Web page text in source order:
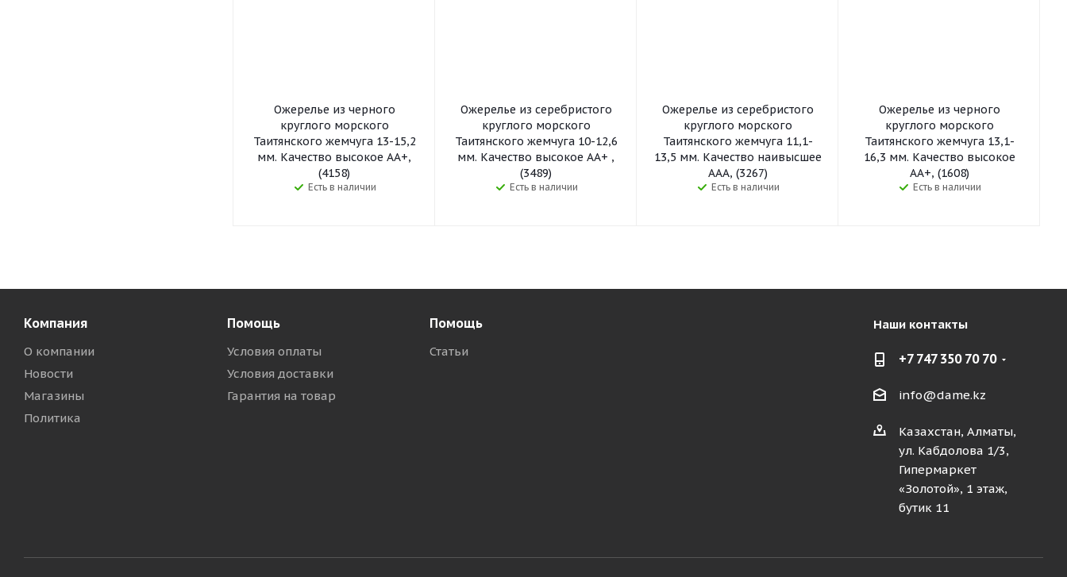
Ожерелье из черного
круглого морского
Таитянского жемчуга 13-15,2
мм. Качество высокое АА+,
(4158)
Есть в наличии
Ожерелье из серебристого
круглого морского
Таитянского жемчуга 10-12,6
мм. Качество высокое АА+ ,
(3489)
Есть в наличии
Ожерелье из серебристого
круглого морского
Таитянского жемчуга 11,1-
13,5 мм. Качество наивысшее
ААА, (3267)
Есть в наличии
Ожерелье из черного
круглого морского
Таитянского жемчуга 13,1-
16,3 мм. Качество высокое
АА+, (1608)
Есть в наличии
Компания
О компании
Новости
Магазины
Политика
Помощь
Условия оплаты
Условия доставки
Гарантия на товар
Помощь
Статьи
Наши контакты
+7 747 350 70 70
info@dame.kz
Казахстан, Алматы,
ул. Кабдолова 1/3,
Гипермаркет
«Золотой», 1 этаж,
бутик 11